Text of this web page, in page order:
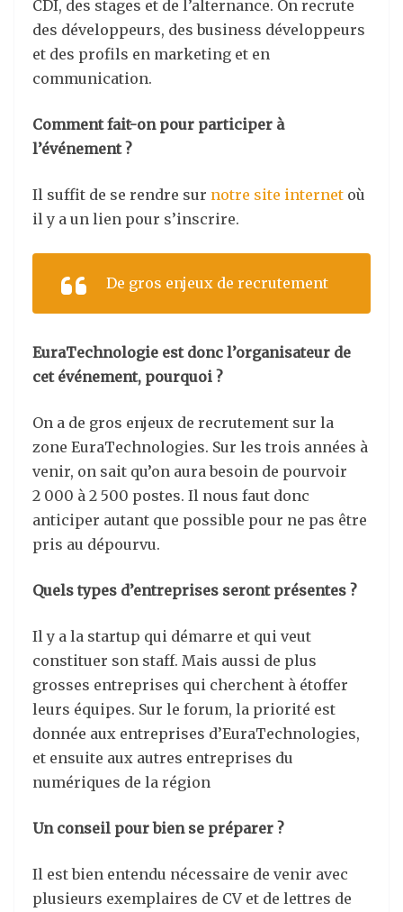
CDI, des stages et de l’alternance. On recrute
des développeurs, des business développeurs
et des profils en marketing et en
communication.
Comment fait-on pour participer à
l’événement ?
Il suffit de se rendre sur notre site internet où
il y a un lien pour s’inscrire.
De gros enjeux de recrutement
EuraTechnologie est donc l’organisateur de
cet événement, pourquoi ?
On a de gros enjeux de recrutement sur la
zone EuraTechnologies. Sur les trois années à
venir, on sait qu’on aura besoin de pourvoir
2 000 à 2 500 postes. Il nous faut donc
anticiper autant que possible pour ne pas être
pris au dépourvu.
Quels types d’entreprises seront présentes ?
Il y a la startup qui démarre et qui veut
constituer son staff. Mais aussi de plus
grosses entreprises qui cherchent à étoffer
leurs équipes. Sur le forum, la priorité est
donnée aux entreprises d’EuraTechnologies,
et ensuite aux autres entreprises du
numériques de la région
Un conseil pour bien se préparer ?
Il est bien entendu nécessaire de venir avec
plusieurs exemplaires de CV et de lettres de